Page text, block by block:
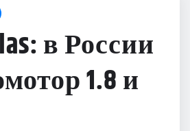
в России
1.8 и